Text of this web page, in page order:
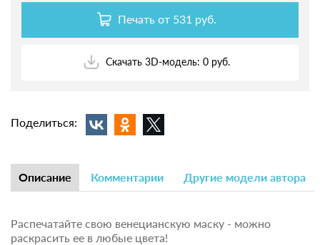
Печать от 531 руб.
Скачать 3D-модель: 0 руб.
Поделиться:
Описание Комментарии Другие модели автора
Распечатайте свою венецианскую маску - можно
раскрасить ее в любые цвета!